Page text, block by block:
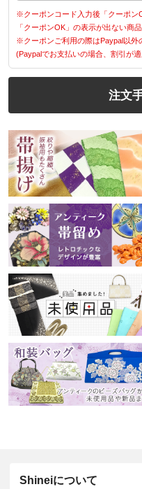
※クーポンコード入力後「クーポン
「クーポンOK」の表示が出ない商
※クーポンご利用の際はPaypal以外
(Paypalでお支払いの場合、割引が
注文
Shineiについて